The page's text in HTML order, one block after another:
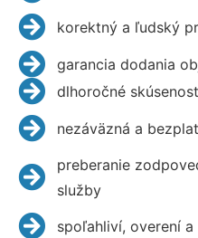
korektný a ľudský
garancia dodania
dlhoročné
nezáväzná a
preberanie
služby
spoľahliví, overení